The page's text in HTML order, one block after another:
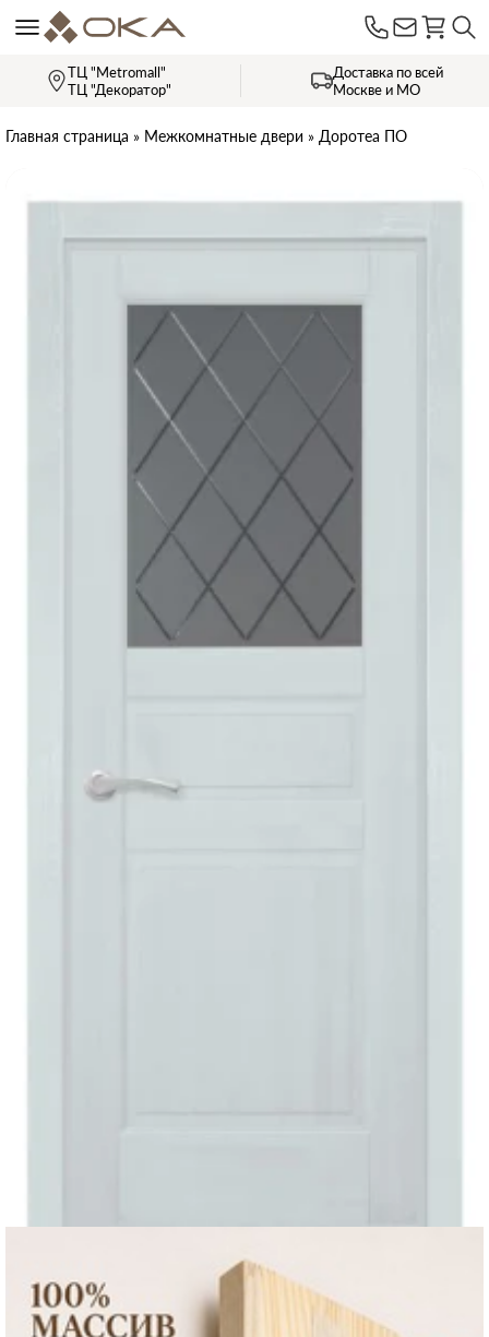
ТЦ "Metromall"
ТЦ "Декоратор"
Доставка по всей
Москве и МО
Главная страница » Межкомнатные двери » Доротеа ПО